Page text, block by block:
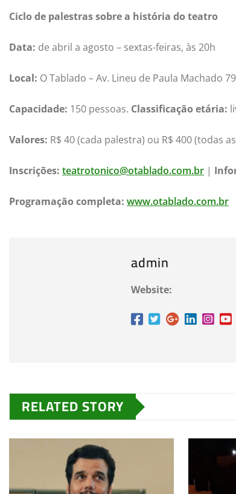
Ciclo de palestras sobre a história do teatro
Data: de abril a agosto – sextas-feiras, às 20h
Local: O Tablado – Av. Lineu de Paula Machado
Capacidade: 150 pessoas. Classificação etária:
Valores: R$ 40 (cada palestra) ou R$ 400(todas
Inscrições: teatrotonico@otablado.com.br |
Programação completa: www.otablado.com.br
admin
Website:
RELATED STORY